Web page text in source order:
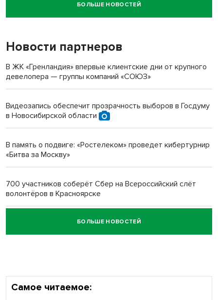
Новосибирский суд наказал водителя за смерть
пенсионерки на вокзале
«Мы живём на пастбище!»: в новосибирском селе лошади
терроризируют жителей
Новосибирский преподаватель с женой вошли в топ-16
БОЛЬШЕ НОВОСТЕЙ
Новости партнеров
В ЖК «Гренландия» впервые клиентские дни от крупного
девелопера — группы компаний «СОЮЗ»
Видеозапись обеспечит прозрачность выборов в Госдуму
в Новосибирской области
В память о подвиге: «Ростелеком» проведет кибертурнир
«Битва за Москву»
700 участников соберёт Сбер на Всероссийский слёт
волонтёров в Красноярске
Честный выбор: видеонаблюдение обеспечит
объективность результатов ЕДГ в Новосибирской
БОЛЬШЕ НОВОСТЕЙ
Самое читаемое: